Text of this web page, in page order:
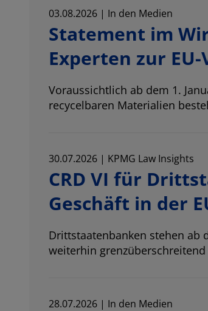
03.08.2026 | In den Medien
Statement im
Experten zur
Voraussichtlich ab dem 1.
recycelbaren Materialien
30.07.2026 | KPMG Law Insights
CRD VI für
Geschäft in der
Drittstaatenbanken stehen ab
weiterhin
28.07.2026 | In den Medien